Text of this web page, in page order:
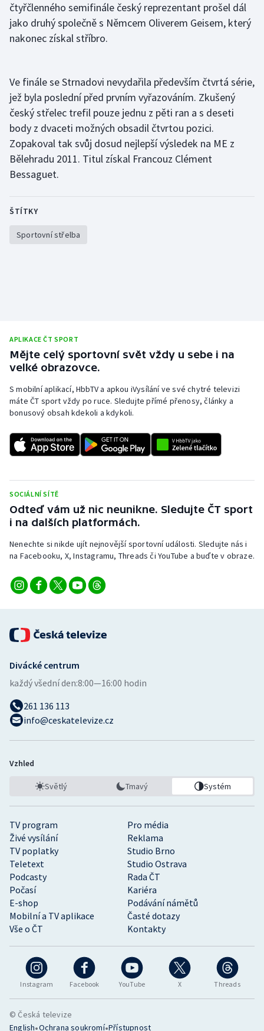
Triatlon
Veslování
Volejbal
Ostatní
čtyřčlenného semifinále český reprezentant prošel dál
jako druhý společně s Němcem Oliverem Geisem, který
nakonec získal stříbro.
Ve finále se Strnadovi nevydařila především čtvrtá série,
jež byla poslední před prvním vyřazováním. Zkušený
český střelec trefil pouze jednu z pěti ran a s deseti
body z dvaceti možných obsadil čtvrtou pozici.
Zopakoval tak svůj dosud nejlepší výsledek na ME z
Bělehradu 2011. Titul získal Francouz Clément
Bessaguet.
ŠTÍTKY
Sportovní střelba
APLIKACE ČT SPORT
Mějte celý sportovní svět vždy u sebe i na
velké obrazovce.
S mobilní aplikací, HbbTV a apkou iVysílání ve své chytré televizi
máte ČT sport vždy po ruce. Sledujte přímé přenosy, články a
bonusový obsah kdekoli a kdykoli.
SOCIÁLNÍ SÍTĚ
Odteď vám už nic neunikne. Sledujte ČT sport
i na dalších platformách.
Nenechte si nikde ujít nejnovější sportovní události. Sledujte nás i
na Facebooku, X, Instagramu, Threads či YouTube a buďte v obraze.
Instagram Facebook YouTube X Threads
TV program
Pro média
Živé vysílání
Reklama
TV poplatky
Studio Brno
Teletext
Studio Ostrava
Podcasty
Rada ČT
Počasí
Kariéra
E-shop
Podávání námětů
Mobilní a TV aplikace
Časté dotazy
Vše o ČT
Kontakty
Divácké centrum
každý všední den:8:00—16:00 hodin
261 136 113
info@ceskatelevize.cz
Vzhled
Světlý Tmavý Systém
© Česká televize
English•Ochrana soukromí•Přístupnost